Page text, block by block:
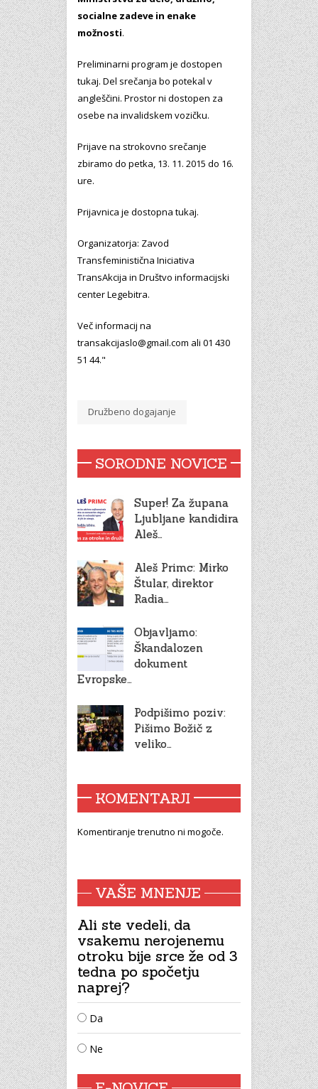
socialne zadeve in enake
možnosti.
Preliminarni program je dostopen
tukaj. Del srečanja bo potekal v
angleščini. Prostor ni dostopen za
osebe na invalidskem vozičku.
Prijave na strokovno srečanje
zbiramo do petka, 13. 11. 2015 do 16.
ure.
Prijavnica je dostopna tukaj.
Organizatorja: Zavod
Transfeministična Iniciativa
TransAkcija in Društvo informacijski
center Legebitra.
Več informacij na
transakcijaslo@gmail.com ali 01 430
51 44."
Družbeno dogajanje
SORODNE NOVICE
Super! Za župana
Ljubljane kandidira
Aleš…
Aleš Primc: Mirko
Štular, direktor
Radia…
Objavljamo:
Škandalozen
dokument
Evropske…
Podpišimo poziv:
Pišimo Božič z
veliko…
KOMENTARJI
Komentiranje trenutno ni mogoče.
VAŠE MNENJE
Ali ste vedeli, da
vsakemu nerojenemu
otroku bije srce že od 3
tedna po spočetju
naprej?
Da
Ne